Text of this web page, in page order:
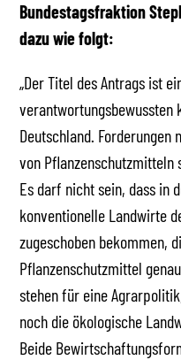
Bundestagsfraktion
dazu wie folgt:
„Der Titel des Antrags ist
Deutschland. Forderungen
von Pflanzenschutzmitteln
Es darf nicht sein, dass in
konventionelle Landwirte
zugeschoben bekommen,
Pflanzenschutzmittel
stehen für eine
noch die ökologische
Beide